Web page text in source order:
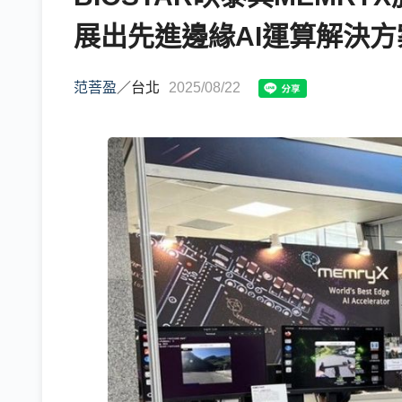
展出先進邊緣AI運算解決
范菩盈 ／台北 2025/08/22